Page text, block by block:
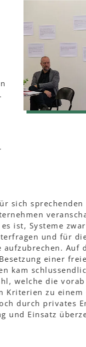
sich sprechenden
ist, Systeme
und für
aufzubrechen. Auf
einer
kam
welche die
Kriterien zu
durch privates
und Einsatz